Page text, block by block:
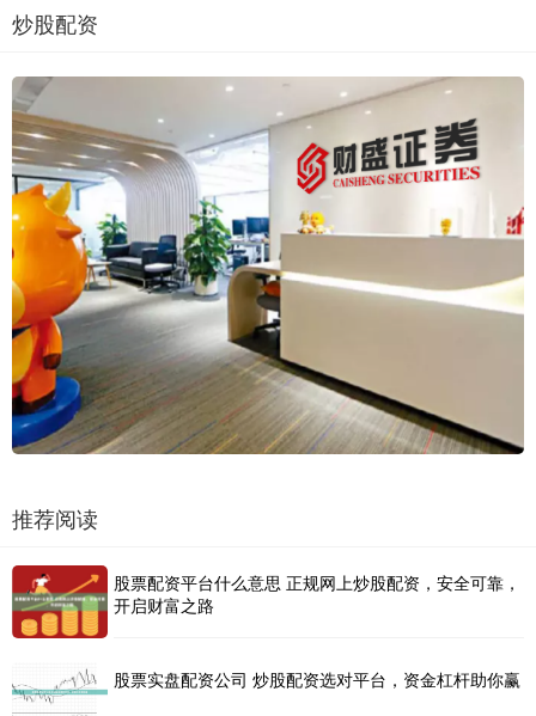
炒股配资
推荐阅读
股票配资平台什么意思 正规网上炒股配资，安全可靠，
开启财富之路
股票实盘配资公司 炒股配资选对平台，资金杠杆助你赢